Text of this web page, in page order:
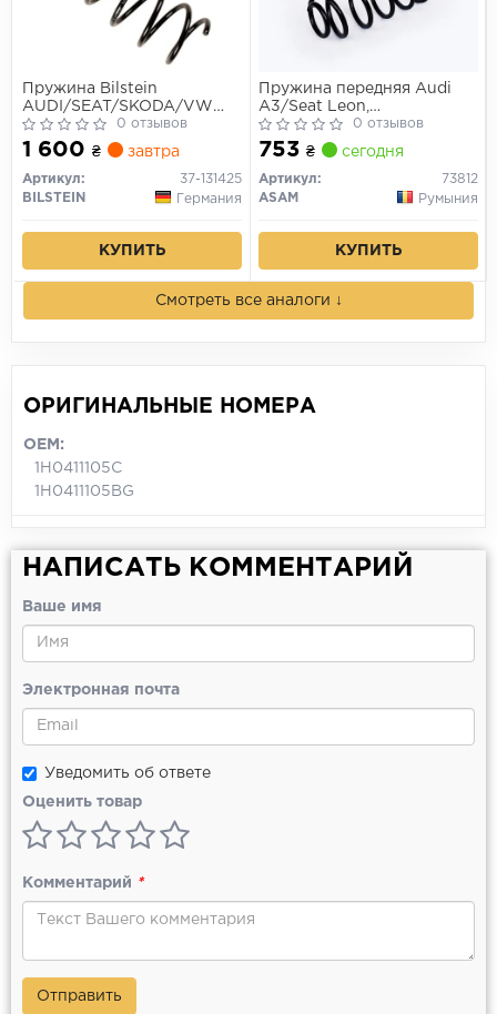
Пружина Bilstein
AUDI/SEAT/SKODA/VW
A3/Toledo/Octavia/Golf "F
"91-10
0 отзывов
1 600 ₴ завтра
Артикул:
37-131425
BILSTEIN
Германия
КУПИТЬ
Пружина передняя Audi
A3/Seat Leon,
Toledo/Skoda Octavia/VW
Polo, Golf IV, Bora, Lupo
(94-06) (73812) Asam
0 отзывов
753 ₴ сегодня
Артикул:
73812
ASAM
Румыния
КУПИТЬ
Смотреть все аналоги ↓
ОРИГИНАЛЬНЫЕ НОМЕРА
OEM:
1H0411105C
1H0411105BG
НАПИСАТЬ КОММЕНТАРИЙ
Ваше имя
Электронная почта
Уведомить об ответе
Оценить товар
Комментарий *
Отправить